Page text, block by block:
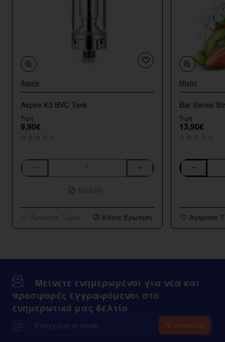
Aspire
Aspire K3 BVC Tank
Τιμή
9,90€
Aspire
Καλάθι
Αγόρασε Τώρα Κάντε Ερώτηση
Mixtio
Bar Series
Τιμή
13,90€
Bar
10ml/120ml
Αγόρασε
Μείνετε ενημερωμένοι για νέα και
προσφορές εγγραφόμενοι στο
ενημερωτικό μας δελτίο
email
Αποστόλη